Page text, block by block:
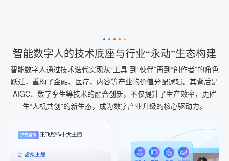
智能数字人的技术底座与行业“永动”生态构建
智能数字人通过技术迭代实现从“工具”到“伙伴”再到“创作者”的角色
跃迁，重构了金融、医疗、内容等产业的价值分配逻辑。其背后是
AIGC、数字孪生等技术的融合创新，不仅提升了生产效率，更催
生“人机共创”的新生态，成为数字产业升级的核心驱动力。
AI配音
AI+音频